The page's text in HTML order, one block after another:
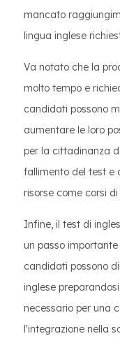
mancato
lingua inglese
Va notato che la
molto tempo e
candidati possono
aumentare le loro
per la cittadinanza
fallimento del test e
risorse come corsi
Infine, il test di
un passo
candidati possono
inglese
necessario per una
l'integrazione nella